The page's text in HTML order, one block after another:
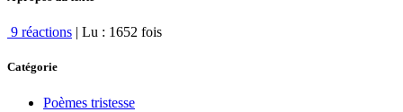
9 réactions | Lu : 1652 fois
Catégorie
Poèmes tristesse